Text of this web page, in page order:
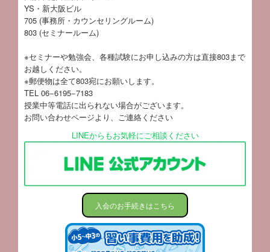
YS・新大阪ビル
705 (事務所・カウンセリングルーム)
803 (セミナールーム)
※セミナーや勉強会、各種試験にお申し込みの方は直接803まで
お越しください。
※郵便物は全て803宛にお願いします。
TEL 06−6195−7183
授業中等電話に出られない場合がございます。
お問い合わせページより、ご連絡ください
LINEからもお気軽にご相談ください
入会のお手続きはこちら